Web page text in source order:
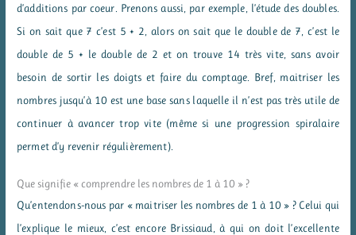
d’additions par coeur. Prenons aussi, par exemple, l’étude des doubles.
Si on sait que 7 c’est 5 + 2, alors on sait que le double de 7, c’est le
double de 5 + le double de 2 et on trouve 14 très vite, sans avoir
besoin de sortir les doigts et faire du comptage. Bref, maitriser les
nombres jusqu’à 10 est une base sans laquelle il n’est pas très utile de
continuer à avancer trop vite (même si une progression spiralaire
permet d’y revenir régulièrement).
Que signifie « comprendre les nombres de 1 à 10 » ?
Qu’entendons-nous par « maitriser les nombres de 1 à 10 » ? Celui qui
l’explique le mieux, c’est encore Brissiaud, à qui on doit l’excellente